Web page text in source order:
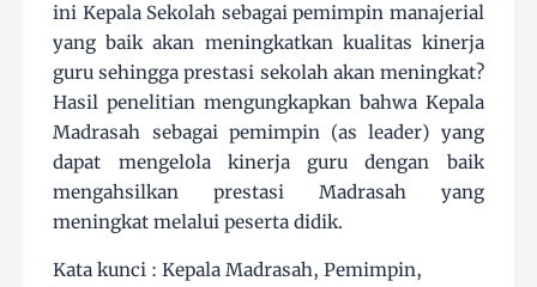
ini Kepala Sekolah sebagai pemimpin manajerial
yang baik akan meningkatkan kualitas kinerja
guru sehingga prestasi sekolah akan meningkat?
Hasil penelitian mengungkapkan bahwa Kepala
Madrasah sebagai pemimpin (as leader) yang
dapat mengelola kinerja guru dengan baik
mengahsilkan prestasi Madrasah yang
meningkat melalui peserta didik.
Kata kunci : Kepala Madrasah, Pemimpin,